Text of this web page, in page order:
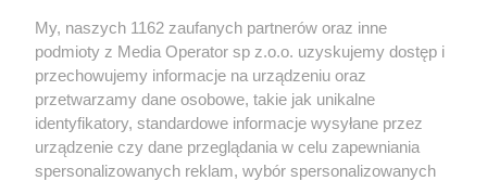
2 / 0
Wydawca mediów lokalnych
My, naszych 1162 zaufanych partnerów oraz inne
podmioty z Media Operator sp z.o.o. uzyskujemy dostęp i
przechowujemy informacje na urządzeniu oraz
przetwarzamy dane osobowe, takie jak unikalne
identyfikatory, standardowe informacje wysyłane przez
urządzenie czy dane przeglądania w celu zapewniania
spersonalizowanych reklam, wybór spersonalizowanych